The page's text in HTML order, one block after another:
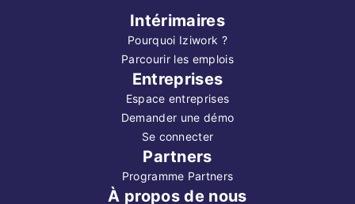
Intérimaires
Pourquoi Iziwork ?
Parcourir les emplois
Entreprises
Espace entreprises
Demander une démo
Se connecter
Partners
Programme Partners
À propos de nous